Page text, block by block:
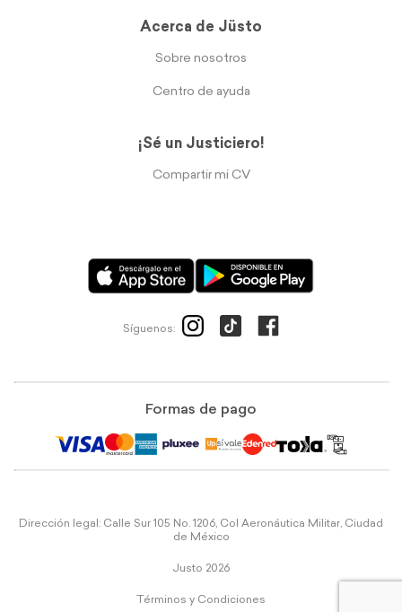
Acerca de Jüsto
Sobre nosotros
Centro de ayuda
¡Sé un Justiciero!
Compartir mi CV
Síguenos:
Formas de pago
Dirección legal: Calle Sur 105 No. 1206, Col Aeronáutica Militar, Ciudad
de México
Justo 2026
Términos y Condiciones